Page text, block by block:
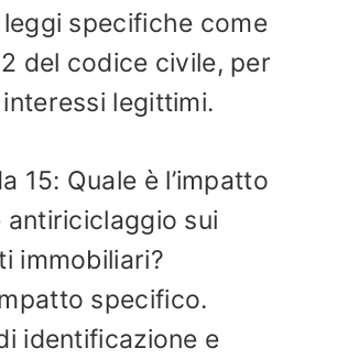
specifiche come
del codice civile, per
legittimi.
15: Quale è l’impatto
antiriciclaggio sui
immobiliari?
specifico.
identificazione e